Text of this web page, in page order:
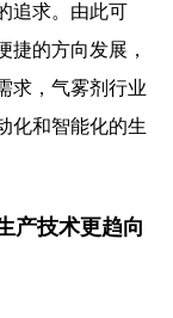
追求。由此可
捷的方向发展，
求，气雾剂行业
化和智能化的生
产技术更趋向